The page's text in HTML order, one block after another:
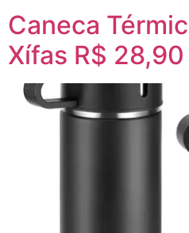
Caneca
Xífas R$ 28,90